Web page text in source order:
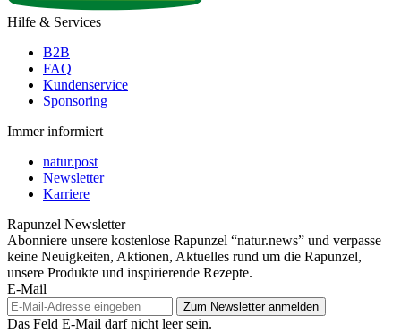
Hilfe & Services
B2B
FAQ
Kundenservice
Sponsoring
Immer informiert
natur.post
Newsletter
Karriere
Rapunzel Newsletter
Abonniere unsere kostenlose Rapunzel “natur.news” und verpasse
keine Neuigkeiten, Aktionen, Aktuelles rund um die Rapunzel,
unsere Produkte und inspirierende Rezepte.
E-Mail
Das Feld E-Mail darf nicht leer sein.